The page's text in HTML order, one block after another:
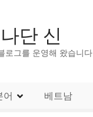
단 신
로그를 운영해 왔습니다
어 베트남